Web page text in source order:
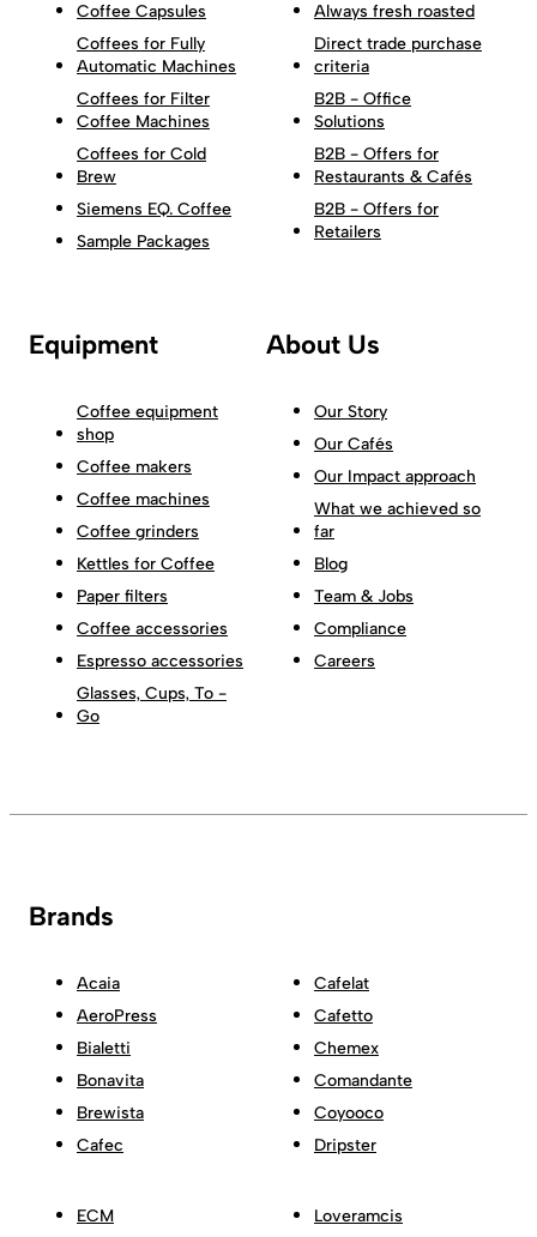
Coffee Capsules
Coffees for Fully
Automatic Machines
Coffees for Filter
Coffee Machines
Coffees for Cold
Brew
Siemens EQ. Coffee
Sample Packages
Always fresh roasted
Direct trade purchase
criteria
B2B - Office
Solutions
B2B - Offers for
Restaurants & Cafés
B2B - Offers for
Retailers
Equipment
Coffee equipment
shop
Coffee makers
Coffee machines
Coffee grinders
Kettles for Coffee
Paper filters
Coffee accessories
Espresso accessories
Glasses, Cups, To -
Go
About Us
Our Story
Our Cafés
Our Impact approach
What we achieved so
far
Blog
Team & Jobs
Compliance
Careers
Brands
Acaia
AeroPress
Bialetti
Bonavita
Brewista
Cafec
Cafelat
Cafetto
Chemex
Comandante
Coyooco
Dripster
ECM
Loveramcis